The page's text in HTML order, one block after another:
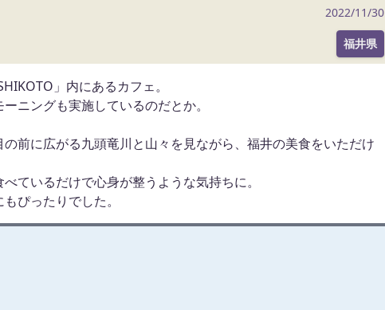
2022/11/30
福井県
」内にあるカフェ。
ニングも実施しているのだとか。
前に広がる九頭竜川と山々を見ながら、福井の美食をいただけ
ているだけで心身が整うような気持ちに。
ぴったりでした。